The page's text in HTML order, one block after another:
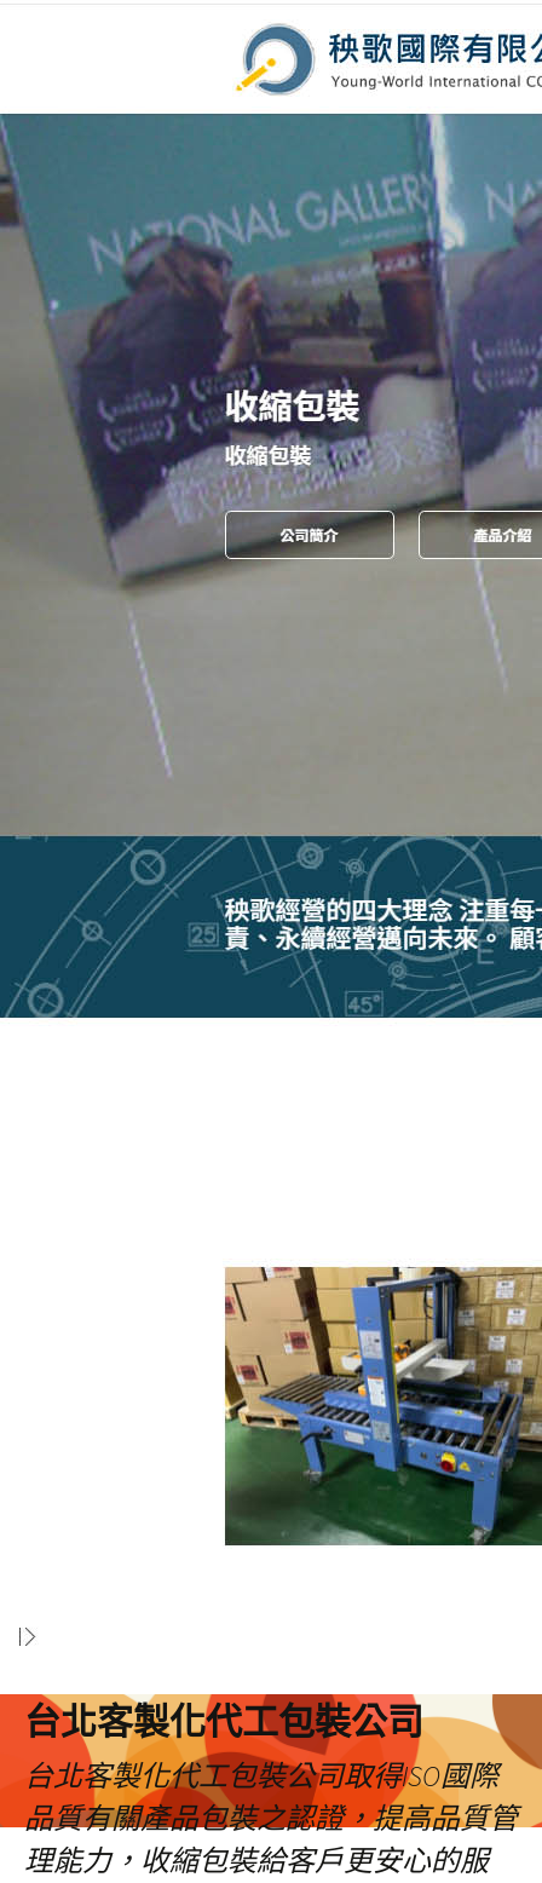
台北客製化代工包裝公司
台北客製化代工包裝公司取得ISO國際
品質有關產品包裝之認證，提高品質管
理能力，收縮包裝給客戶更安心的服